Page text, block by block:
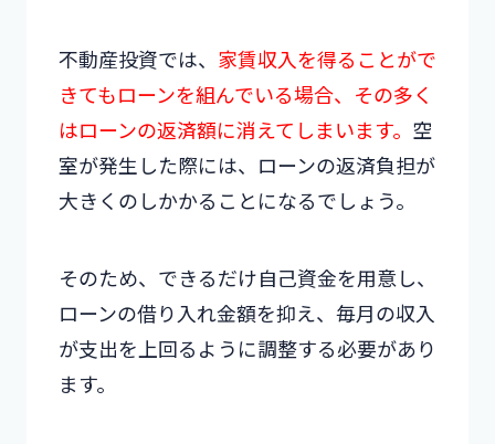
不動産投資では、 家賃収入を得ることがで
きてもローンを組んでいる場合、その多く
はローンの返済額に消えてしまいます。 空
室が発生した際には、ローンの返済負担が
大きくのしかかることになるでしょう。
そのため、できるだけ自己資金を用意し、
ローンの借り入れ金額を抑え、毎月の収入
が支出を上回るように調整する必要があり
ます。